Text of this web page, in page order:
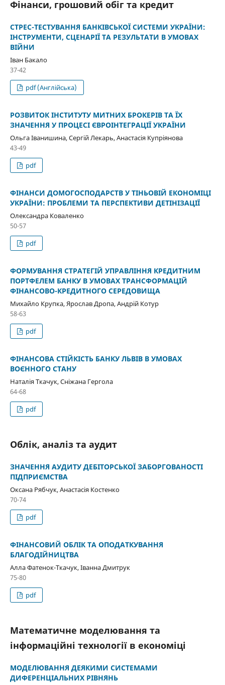
Фінанси, грошовий обіг та кредит
СТРЕС-ТЕСТУВАННЯ БАНКІВСЬКОЇ СИСТЕМИ УКРАЇНИ:
ІНСТРУМЕНТИ, СЦЕНАРІЇ ТА РЕЗУЛЬТАТИ В УМОВАХ
ВІЙНИ
Іван Бакало
37-42
pdf (Англійська)
РОЗВИТОК ІНСТИТУТУ МИТНИХ БРОКЕРІВ ТА ЇХ
ЗНАЧЕННЯ У ПРОЦЕСІ ЄВРОІНТЕГРАЦІЇ УКРАЇНИ
Ольга Іванишина, Сергій Лекарь, Анастасія Купріянова
43-49
pdf
ФІНАНСИ ДОМОГОСПОДАРСТВ У ТІНЬОВІЙ ЕКОНОМІЦІ
УКРАЇНИ: ПРОБЛЕМИ ТА ПЕРСПЕКТИВИ ДЕТІНІЗАЦІЇ
Олександра Коваленко
50-57
pdf
ФОРМУВАННЯ СТРАТЕГІЙ УПРАВЛІННЯ КРЕДИТНИМ
ПОРТФЕЛЕМ БАНКУ В УМОВАХ ТРАНСФОРМАЦІЙ
ФІНАНСОВО-КРЕДИТНОГО СЕРЕДОВИЩА
Михайло Крупка, Ярослав Дропа, Андрій Котур
58-63
pdf
ФІНАНСОВА СТІЙКІСТЬ БАНКУ ЛЬВІВ В УМОВАХ
ВОЄННОГО СТАНУ
Наталія Ткачук, Сніжана Гергола
64-68
pdf
Облік, аналіз та аудит
ЗНАЧЕННЯ АУДИТУ ДЕБІТОРСЬКОЇ ЗАБОРГОВАНОСТІ
ПІДПРИЄМСТВА
Оксана Рябчук, Анастасія Костенко
70-74
pdf
ФІНАНСОВИЙ ОБЛІК ТА ОПОДАТКУВАННЯ
БЛАГОДІЙНИЦТВА
Алла Фатенок-Ткачук, Іванна Дмитрук
75-80
pdf
Математичне моделювання та
інформаційні технології в економіці
МОДЕЛЮВАННЯ ДЕЯКИМИ СИСТЕМАМИ
ДИФЕРЕНЦІАЛЬНИХ РІВНЯНЬ